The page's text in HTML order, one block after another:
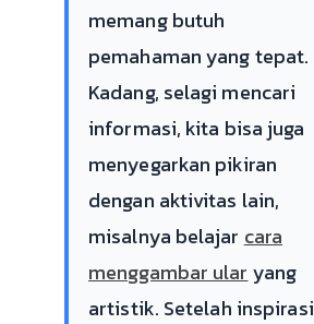
memang butuh
pemahaman yang tepat.
Kadang, selagi mencari
informasi, kita bisa juga
menyegarkan pikiran
dengan aktivitas lain,
misalnya belajar cara
menggambar ular yang
artistik. Setelah inspirasi